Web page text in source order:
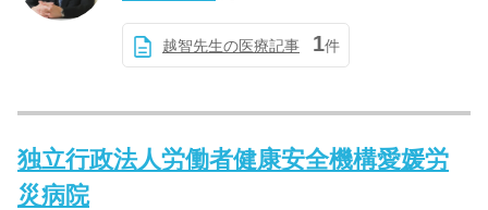
越智先生の医療記事 1件
独立行政法人労働者健康安全機構愛媛労
災病院